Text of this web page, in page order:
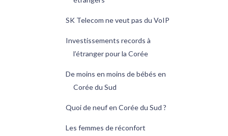
SK Telecom ne veut pas du VoIP
Investissements records à
l’étranger pour la Corée
De moins en moins de bébés en
Corée du Sud
Quoi de neuf en Corée du Sud ?
Les femmes de réconfort